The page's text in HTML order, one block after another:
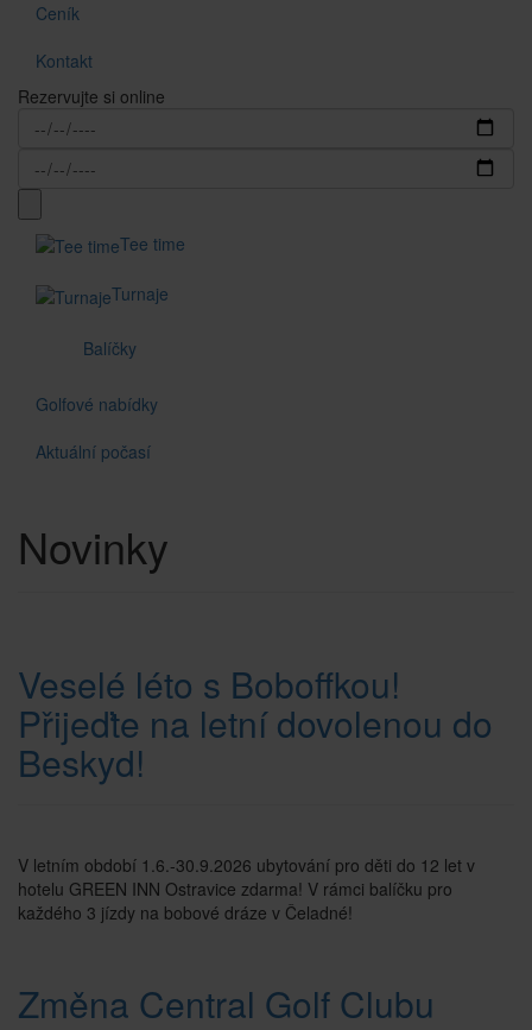
Ceník
Kontakt
Rezervujte si online
Tee time
Turnaje
Balíčky
Golfové nabídky
Aktuální počasí
Novinky
Veselé léto s Boboffkou!
Přijeďte na letní dovolenou do
Beskyd!
V letním období 1.6.-30.9.2026 ubytování pro děti do 12 let v
hotelu GREEN INN Ostravice zdarma! V rámci balíčku pro
každého 3 jízdy na bobové dráze v Čeladné!
Změna Central Golf Clubu